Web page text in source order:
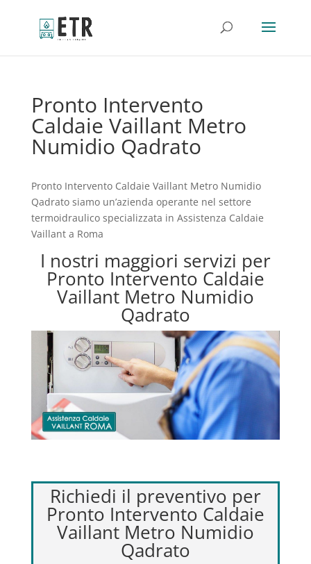
Pronto Intervento
Caldaie Vaillant Metro
Numidio Qadrato
Pronto Intervento Caldaie Vaillant Metro Numidio
Qadrato siamo un’azienda operante nel settore
termoidraulico specializzata in Assistenza Caldaie
Vaillant a Roma
I nostri maggiori servizi per
Pronto Intervento Caldaie
Vaillant Metro Numidio
Qadrato
Richiedi il preventivo per
Pronto Intervento Caldaie
Vaillant Metro Numidio
Qadrato